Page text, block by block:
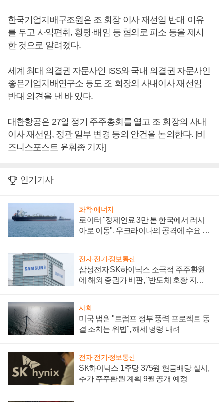
한국기업지배구조원은 조 회장 이사 재선임 반대 이유
를 두고 사익편취, 횡령·배임 등 혐의로 피소 등을 제시
한 것으로 알려졌다.
세계 최대 의결권 자문사인 ISS와 국내 의결권 자문사인
좋은기업지배연구소 등도 조 회장의 사내이사 재선임
반대 의견을 낸 바 있다.
대한항공은 27일 정기 주주총회를 열고 조 회장의 사내
이사 재선임, 정관 일부 변경 등의 안건을 논의한다. [비
즈니스포스트 윤휘종 기자]
인기기사
화학·에너지
로이터 "정제연료 3만 톤 한국에서 러시
아로 이동", 우크라이나의 공격에 수요 늘
전자·전기·정보통신
삼성전자 SK하이닉스 소극적 주주환원
에 해외 증권가 비판, "반도체 호황 지속
사회
미국 법원 "트럼프 정부 풍력 프로젝트 동
결 조치는 위법", 해제 명령 내려
전자·전기·정보통신
SK하이닉스 1주당 375원 현금배당 실시,
추가 주주환원 계획 9월 공개 예정